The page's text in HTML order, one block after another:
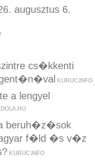
augusztus 6.
cs�kkenti
KURUC.INFO
a lengyel
beruh�z�sok
f�ld �s v�z
KURUC.INFO